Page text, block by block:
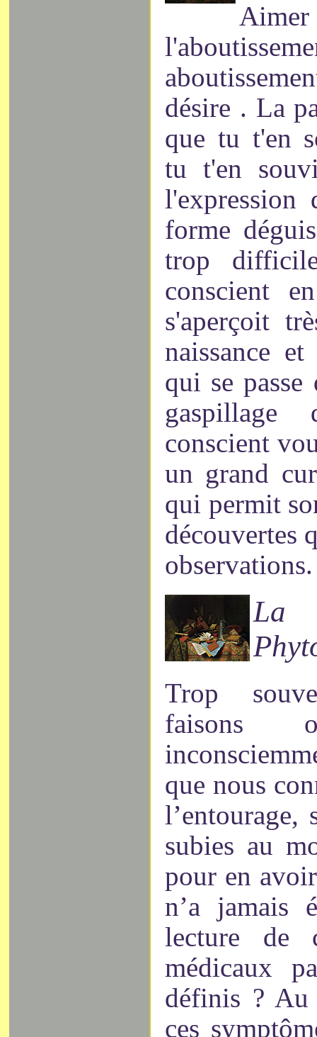
désire . La
que tu t'en
tu t'en
l'expression
forme
trop
conscient
s'aperçoit
naissance
qui se passe
conscient
un grand
qui permit
découvertes
La
Trop
faisons
que nous
subies au
pour en
n’a jamais
lecture de
médicaux
définis ? Au
ces